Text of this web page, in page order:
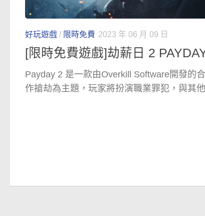
好玩遊戲 / 限時免費 2023 年 06 月 09 日
[限時免費遊戲]劫薪日 2
Payday 2 是一款由Overkill Software開發的
作搶劫為主題，玩家將扮演職業罪犯，與其